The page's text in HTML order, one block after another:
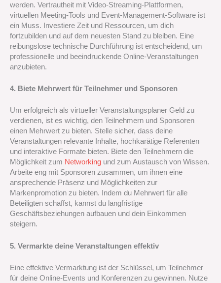
werden. Vertrautheit mit Video-Streaming-Plattformen,
virtuellen Meeting-Tools und Event-Management-Software ist
ein Muss. Investiere Zeit und Ressourcen, um dich
fortzubilden und auf dem neuesten Stand zu bleiben. Eine
reibungslose technische Durchführung ist entscheidend, um
professionelle und beeindruckende Online-Veranstaltungen
anzubieten.
4. Biete Mehrwert für Teilnehmer und Sponsoren
Um erfolgreich als virtueller Veranstaltungsplaner Geld zu
verdienen, ist es wichtig, den Teilnehmern und Sponsoren
einen Mehrwert zu bieten. Stelle sicher, dass deine
Veranstaltungen relevante Inhalte, hochkarätige Referenten
und interaktive Formate bieten. Biete den Teilnehmern die
Möglichkeit zum Networking und zum Austausch von Wissen.
Arbeite eng mit Sponsoren zusammen, um ihnen eine
ansprechende Präsenz und Möglichkeiten zur
Markenpromotion zu bieten. Indem du Mehrwert für alle
Beteiligten schaffst, kannst du langfristige
Geschäftsbeziehungen aufbauen und dein Einkommen
steigern.
5. Vermarkte deine Veranstaltungen effektiv
Eine effektive Vermarktung ist der Schlüssel, um Teilnehmer
für deine Online-Events und Konferenzen zu gewinnen. Nutze